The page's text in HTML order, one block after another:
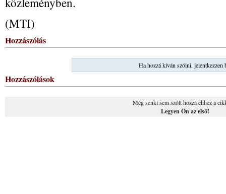
(MTI)
Hozzászólás
Ha hozzá kíván szólni, jelentkezzen
Hozzászólások
Még senki sem szólt hozzá ehhez a
Legyen Ön az első!